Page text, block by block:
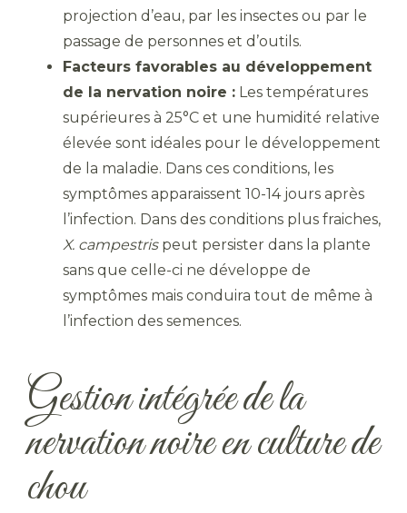
projection d’eau, par les insectes ou par le
passage de personnes et d’outils.
Facteurs favorables au développement
de la nervation noire : Les températures
supérieures à 25°C et une humidité relative
élevée sont idéales pour le développement
de la maladie. Dans ces conditions, les
symptômes apparaissent 10-14 jours après
l’infection. Dans des conditions plus fraiches,
X. campestris peut persister dans la plante
sans que celle-ci ne développe de
symptômes mais conduira tout de même à
l’infection des semences.
Gestion intégrée de la
nervation noire en culture de
chou